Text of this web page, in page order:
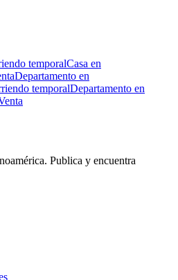
temporalCasa en
Departamento en
temporalDepartamento en
Publica y encuentra